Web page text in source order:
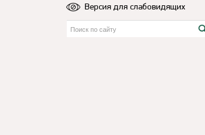
Версия для слабовидящих